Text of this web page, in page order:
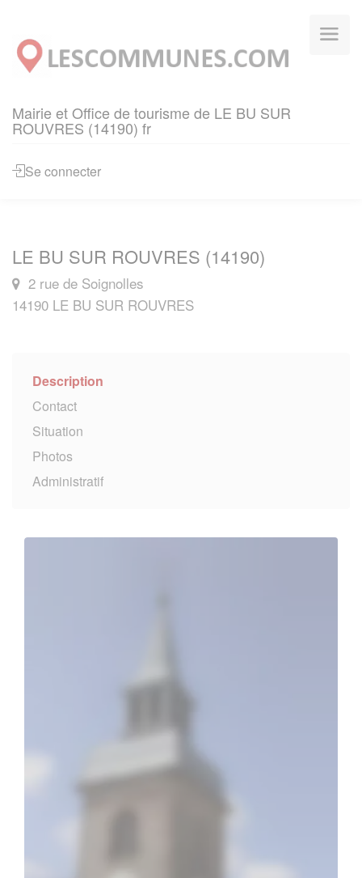
Mairie et Office de tourisme de LE BU SUR
ROUVRES (14190) fr
Se connecter
LE BU SUR ROUVRES (14190)
2 rue de Soignolles
14190 LE BU SUR ROUVRES
Description
Contact
Situation
Photos
Administratif